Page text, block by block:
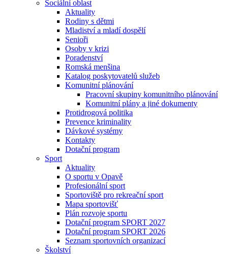
Sociální oblast
Aktuality
Rodiny s dětmi
Mladiství a mladí dospělí
Senioři
Osoby v krizi
Poradenství
Romská menšina
Katalog poskytovatelů služeb
Komunitní plánování
Pracovní skupiny komunitního plánování
Komunitní plány a jiné dokumenty
Protidrogová politika
Prevence kriminality
Dávkové systémy
Kontakty
Dotační program
Sport
Aktuality
O sportu v Opavě
Profesionální sport
Sportoviště pro rekreační sport
Mapa sportovišť
Plán rozvoje sportu
Dotační program SPORT 2027
Dotační program SPORT 2026
Seznam sportovních organizací
Školství